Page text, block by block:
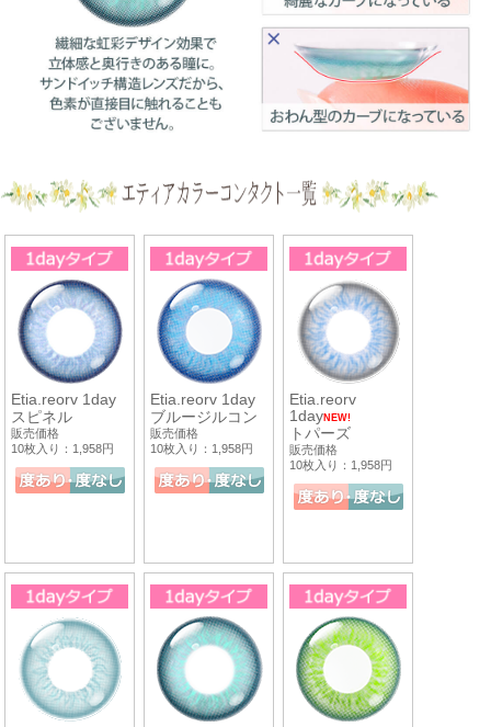
Etia.reorv 1day
スピネル
販売価格
10枚入り：1,958円
Etia.reorv 1day
ブルージルコン
販売価格
10枚入り：1,958円
Etia.reorv
1dayNEW!
トパーズ
販売価格
10枚入り：1,958円